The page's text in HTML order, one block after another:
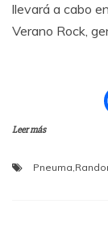
llevará a cabo
Verano Rock,
Leer más
Pneuma,